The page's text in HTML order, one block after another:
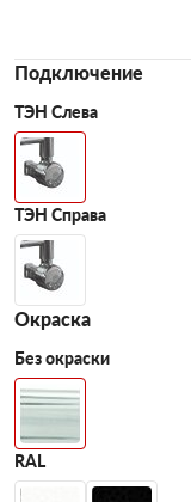
Подключение
ТЭН Слева
ТЭН Справа
Окраска
Без окраски
RAL